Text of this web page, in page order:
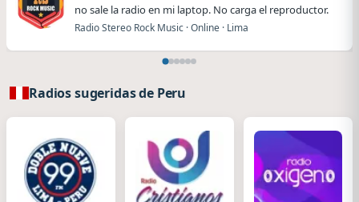
no sale la radio en mi laptop. No carga el reproductor.
Radio Stereo Rock Music · Online · Lima
Radios sugeridas de Peru